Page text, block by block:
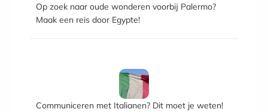
Op zoek naar oude wonderen voorbij Palermo?
Maak een reis door Egypte!
Communiceren met Italianen? Dit moet je weten!